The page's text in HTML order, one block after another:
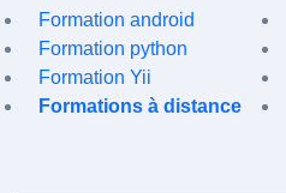
Formation android
Formation python
Formation Yii
Formations à distance